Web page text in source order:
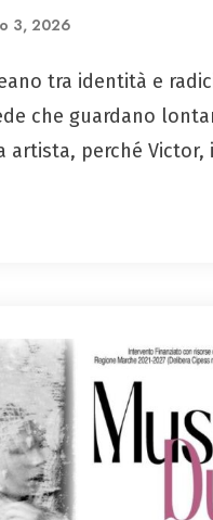
3, 2026
tra identità e radici
che guardano
artista, perché